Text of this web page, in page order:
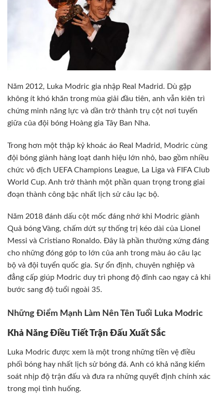
Năm 2012, Luka Modric gia nhập Real Madrid. Dù gặp
không ít khó khăn trong mùa giải đầu tiên, anh vẫn kiên trì
chứng minh năng lực và dần trở thành trụ cột nơi tuyến
giữa của đội bóng Hoàng gia Tây Ban Nha.
Trong hơn một thập kỷ khoác áo Real Madrid, Modric cùng
đội bóng giành hàng loạt danh hiệu lớn nhỏ, bao gồm nhiều
chức vô địch UEFA Champions League, La Liga và FIFA Club
World Cup. Anh trở thành một phần quan trọng trong giai
đoạn thành công bậc nhất lịch sử câu lạc bộ.
Năm 2018 đánh dấu cột mốc đáng nhớ khi Modric giành
Quả bóng Vàng, chấm dứt sự thống trị kéo dài của Lionel
Messi và Cristiano Ronaldo. Đây là phần thưởng xứng đáng
cho những đóng góp to lớn của anh trong màu áo câu lạc
bộ và đội tuyển quốc gia. Sự ổn định, chuyên nghiệp và
đẳng cấp giúp Modric duy trì phong độ đỉnh cao ngay cả khi
bước sang độ tuổi ngoài 35.
Những Điểm Mạnh Làm Nên Tên Tuổi Luka Modric
Khả Năng Điều Tiết Trận Đấu Xuất Sắc
Luka Modric được xem là một trong những tiền vệ điều
phối bóng hay nhất lịch sử bóng đá. Anh có khả năng kiểm
soát nhịp độ trận đấu và đưa ra những quyết định chính xác
trong mọi tình huống.